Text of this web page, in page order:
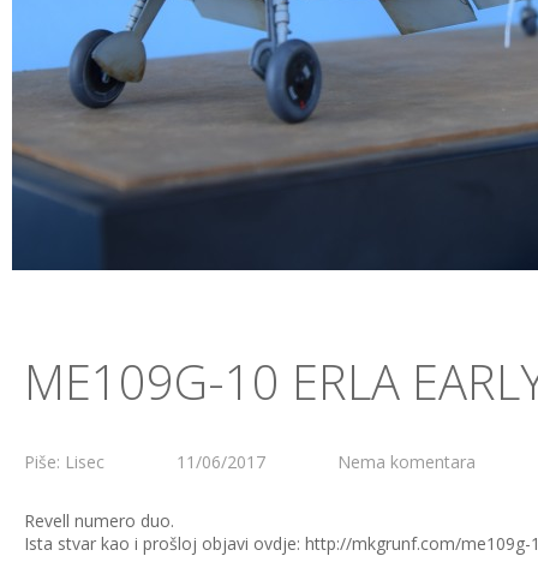
ME109G-10 ERLA
Piše: Lisec 11/06/2017 Nema komentara
Revell numero duo.
Ista stvar kao i prošloj objavi ovdje: http://mkgrunf.com/me109g-